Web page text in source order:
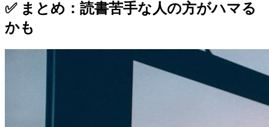
✅ まとめ：読書苦手な人の方がハマる
かも